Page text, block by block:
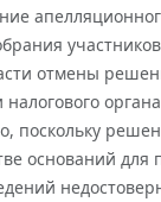
участников
отмены
поскольку
оснований для